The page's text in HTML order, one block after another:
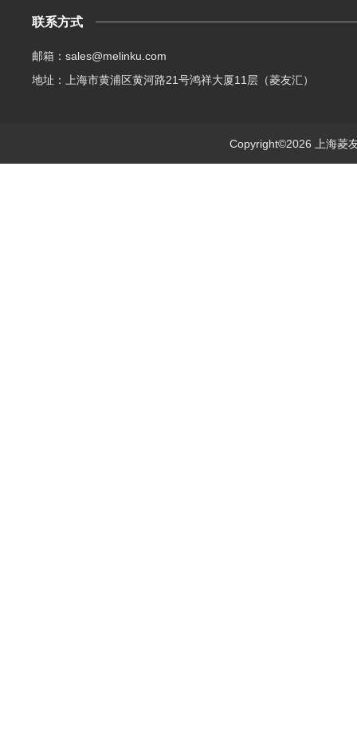
联系方式
邮箱：sales@melinku.com
地址：上海市黄浦区黄河路21号鸿祥大厦11层（菱友汇）
Copyright©2026 上海菱